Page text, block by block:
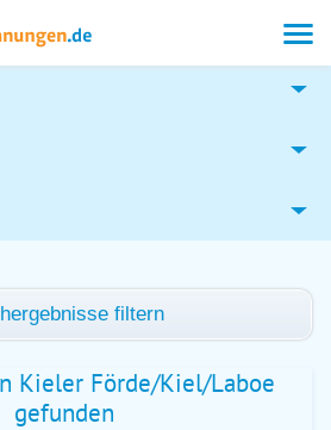
filtern
Kieler Förde/Kiel/Laboe
gefunden